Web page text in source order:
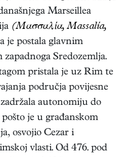
Marseillea
(Μασσαλία, Massalía,
je postala glavnim
Sredozemlja.
pristala je uz Rim te
područja povijesne
autonomiju do
je u građanskom
osvojio Cezar i
vlasti. Od 476. pod